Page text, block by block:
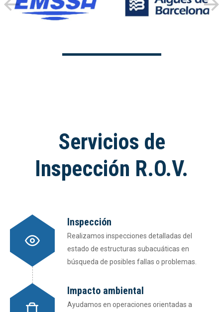
Servicios de
Inspección R.O.V.
Inspección
Realizamos inspecciones detalladas del
estado de estructuras subacuáticas en
búsqueda de posibles fallas o problemas.
Impacto ambiental
Ayudamos en operaciones orientadas a